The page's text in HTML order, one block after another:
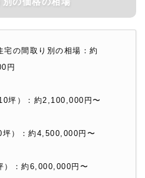
別の価格の相場
宅の間取り別の相場： 約
円
坪）：約2,100,000円〜
坪）：約4,500,000円〜
）：約6,000,000円〜